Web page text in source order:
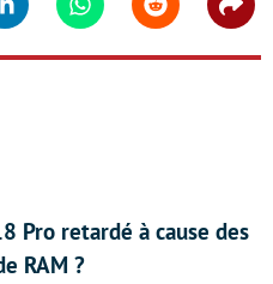
Linkedin WhatsappReddit
Pro retardé à cause des
RAM ?